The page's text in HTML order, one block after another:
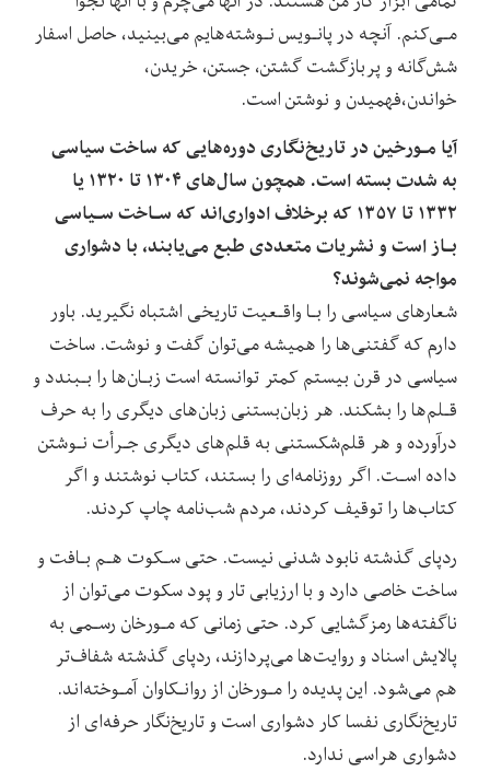
مـی‌کنم. آنچه‌ در پانـویس نـوشته‌هایم می‌بینید، حاصل اسفار‌
شش‌گانه‌ و پربازگشت گشتن، جستن، خریدن،
خواندن،فهمیدن‌ و نوشتن است.
آیا‌ مـورخین‌ در تاریخ‌نگاری دوره‌هایی که ساخت سیاسی
به شدت بسته است. همچون سال‌های ۱۳۰۴ تا ۱۳۲۰‌ یا‌
۱۳۳۲ تا ۱۳۵۷ که برخلاف ادواری‌اند‌ که‌ سـاخت سـیاسی‌
بـاز‌ است‌ و نشریات متعددی طبع‌ می‌یابند، با دشواری
مواجه نمی‌شوند؟
شعارهای سیاسی را بـا واقـعیت تاریخی اشتباه نگیرید. باور
دارم که‌ گفتنی‌ها‌ را همیشه می‌توان گفت و نوشت. ساخت‌
سیاسی‌ در‌ قرن‌ بیستم‌ کمتر توانسته است‌ زبـان‌ها‌ را بـبندد و
قـلم‌ها را بشکند. هر زبان‌بستنی زبان‌های دیگری را به حرف
درآورده و هر قلم‌‌شکستنی‌ به قلم‌های‌ دیگری جـرأت نـوشتن
داده اسـت. اگر روزنامه‌ای را‌ بستند، کتاب‌ نوشتند‌ و اگر‌
کتاب‌ها‌ را توقیف کردند، مردم شب‌نامه چاپ کردند.
ردپای گذشته نابود شدنی نیست. حتی سـکوت هـم بـافت و
ساخت خاصی دارد و با ارزیابی تار و پود سکوت می‌توان از‌
ناگفته‌ها رمزگشایی کرد. حتی زمانی که مـورخان رسـمی به
پالایش اسناد و روایت‌ها می‌پردازند، ردپای گذشته شفاف‌تر
هم می‌شود. این پدیده را مـورخان از روانـکاوان آمـوخته‌اند.
تاریخ‌نگاری نفسا کار دشواری است‌ و تاریخ‌نگار حرفه‌ای از
دشواری هراسی ندارد.